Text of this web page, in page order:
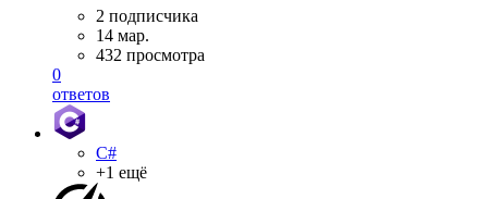
2 подписчика
14 мар.
432 просмотра
0
ответов
C#
+1 ещё